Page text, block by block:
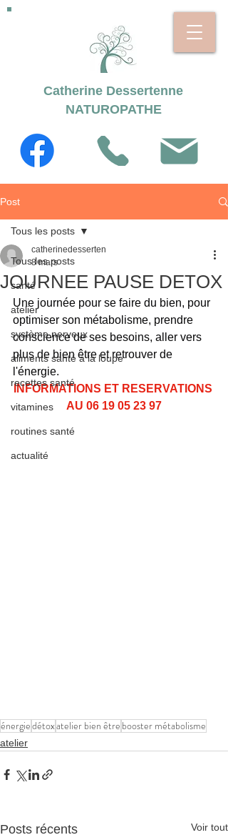
Catherine Dessertenne
NATUROPATHE
Post
Tous les posts
santé
atelier
système nerveux
aliments santé à la loupe
recettes santé
vitamines
routines santé
actualité
Tous les posts
JOURNEE PAUSE DETOX
catherinedesserten
8 mars
Une journée pour se faire du bien, pour
optimiser son métabolisme, prendre
conscience de ses besoins, aller vers
plus de bien être et retrouver de
l'énergie.
INFORMATIONS ET RESERVATIONS
AU 06 19 05 23 97
énergiedétoxatelier bien être booster métabolisme
atelier
Posts récents Voir tout